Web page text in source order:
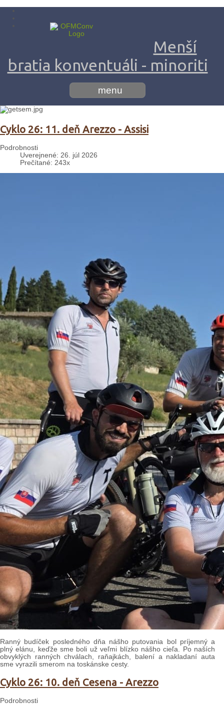
Menší
bratia konventuáli - minoriti
menu
Cyklo 26: 11. deň Arezzo - Assisi
Podrobnosti
Uverejnené: 26. júl 2026
Prečítané: 243x
Ranný budíček posledného dňa nášho putovania bol príjemný a
plný elánu, keďže sme boli už veľmi blízko nášho cieľa. Po naších
obvyklých ranných chválach, raňajkách, balení a nakladaní auta
sme vyrazili smerom na toskánske cesty.
Cyklo 26: 10. deň Cesena - Arezzo
Podrobnosti